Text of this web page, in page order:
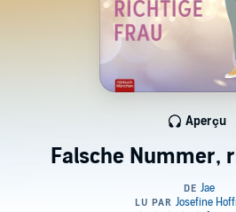
Falsche Nummer,
Aperçu